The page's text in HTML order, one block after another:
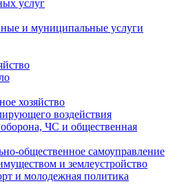
услуг
и муниципальные услуги
хозяйство
воздействия
ЧС и общественная
общественное самоуправление
и землеустройство
и молодежная политика